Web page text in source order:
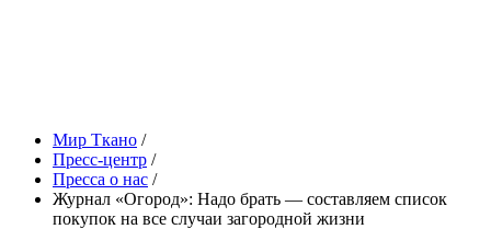
Мир Ткано /
Пресс-центр /
Пресса о нас /
Журнал «Огород»: Надо брать — составляем список
покупок на все случаи загородной жизни